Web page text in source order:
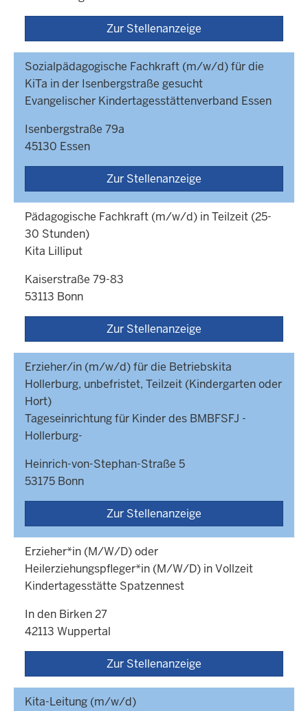
Zur Stellenanzeige
Sozialpädagogische Fachkraft (m/w/d) für die
KiTa in der Isenbergstraße gesucht
Evangelischer Kindertagesstättenverband Essen
Isenbergstraße 79a
45130 Essen
Zur Stellenanzeige
Pädagogische Fachkraft (m/w/d) in Teilzeit (25-
30 Stunden)
Kita Lilliput
Kaiserstraße 79-83
53113 Bonn
Zur Stellenanzeige
Erzieher/in (m/w/d) für die Betriebskita
Hollerburg, unbefristet, Teilzeit (Kindergarten oder
Hort)
Tageseinrichtung für Kinder des BMBFSFJ -
Hollerburg-
Heinrich-von-Stephan-Straße 5
53175 Bonn
Zur Stellenanzeige
Erzieher*in (M/W/D) oder
Heilerziehungspfleger*in (M/W/D) in Vollzeit
Kindertagesstätte Spatzennest
In den Birken 27
42113 Wuppertal
Zur Stellenanzeige
Kita-Leitung (m/w/d)